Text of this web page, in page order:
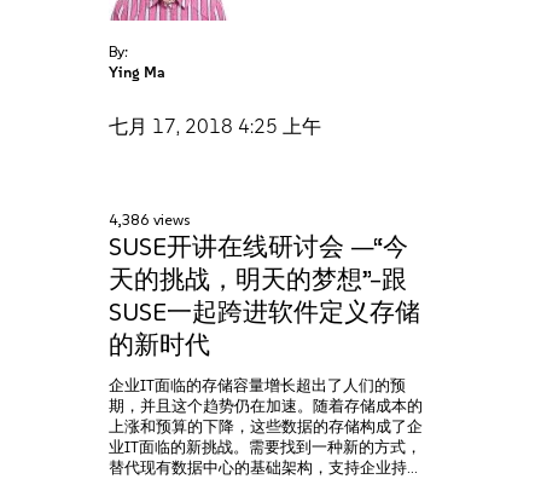
By:
Ying Ma
七月 17, 2018 4:25 上午
4,386 views
SUSE开讲在线研讨会 —“今
天的挑战，明天的梦想”–跟
SUSE一起跨进软件定义存储
的新时代
企业IT面临的存储容量增长超出了人们的预
期，并且这个趋势仍在加速。随着存储成本的
上涨和预算的下降，这些数据的存储构成了企
业IT面临的新挑战。需要找到一种新的方式，
替代现有数据中心的基础架构，支持企业持…